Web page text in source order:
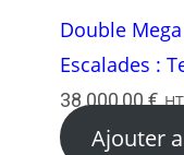
Double
Escalades :
38 000,00€ HT
Ajouter